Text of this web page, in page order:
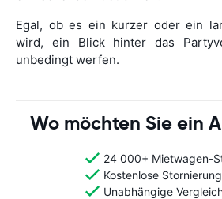
Egal, ob es ein kurzer oder ein
wird, ein Blick hinter das
unbedingt werfen.
Wo möchten Sie ein
24 000+ Mietwagen-
Kostenlose Stornierung
Unabhängige